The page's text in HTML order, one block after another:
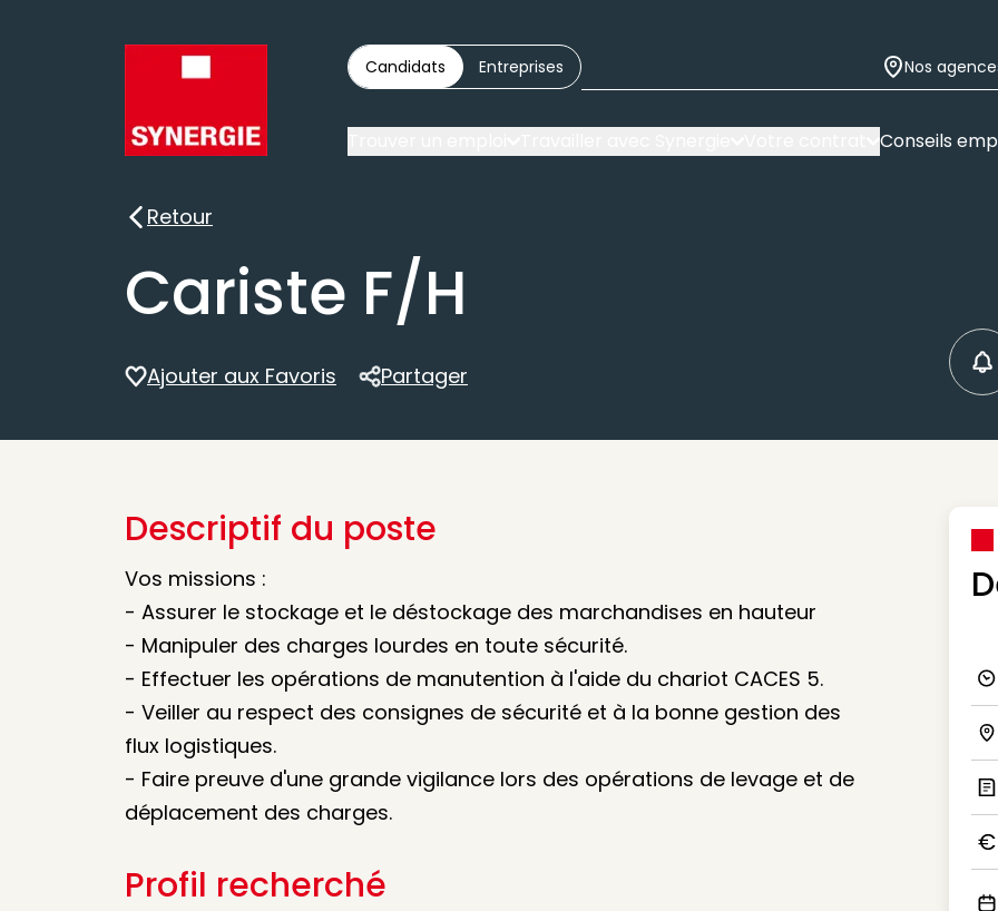
Candidats Entreprises Nos
Conseils
Retour
Retour
Cariste F/H
Ajouter aux Favoris
Partager
Partager
Descriptif du poste
Vos missions :
- Assurer le stockage et le déstockage des marchandises en hauteur
- Manipuler des charges lourdes en toute sécurité.
- Effectuer les opérations de manutention à l'aide du chariot CACES 5.
- Veiller au respect des consignes de sécurité et à la bonne gestion des
flux logistiques.
- Faire preuve d'une grande vigilance lors des opérations de levage et de
déplacement des charges.
Profil recherché